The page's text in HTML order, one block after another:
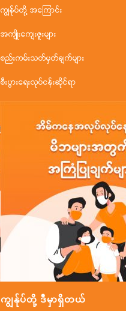
ကျွန်ုပ်တို့ အကြောင်း
အကျိုးကျေးဇူးများ
စည်းကမ်းသတ်မှတ်ချက်များ
စီးပွားရေးလုပ်ငန်းဆိုင်ရာ
ကျွန်ုပ်တို့ ဒီမှာရှိတယ်